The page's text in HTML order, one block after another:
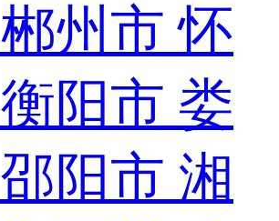
郴州市 怀
衡阳市 娄
邵阳市 湘